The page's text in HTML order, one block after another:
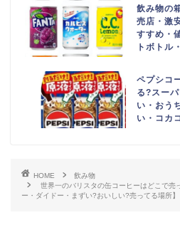
飲み物の
売店・激
すすめ・
トボトル
ペプシコ
る?スー
い・おう
い・コカ
HOME
飲み物
世界一のバリスタの缶コーヒーはどこで売
ー・ダイドー・まずい?おいしい?売ってる場所】